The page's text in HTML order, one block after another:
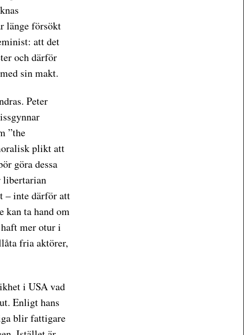
länge försökt
att det
och därför
sin makt.
Peter
”the
plikt att
göra dessa
libertarian
– inte därför att
kan ta hand om
mer otur i
fria aktörer,
i USA vad
Enligt hans
blir fattigare